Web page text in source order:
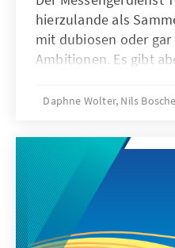
hierzulande als
mit dubiosen oder
Ambitionen. Es gibt
Telegram in Zeiten
Über 1,5 Millionen
Ansprachen des
Wolodymyr Selenskyj.
Monitor erklärt
schwierigen Spagat
Meinungsfreiheit und
Daphne Wolter, Nils